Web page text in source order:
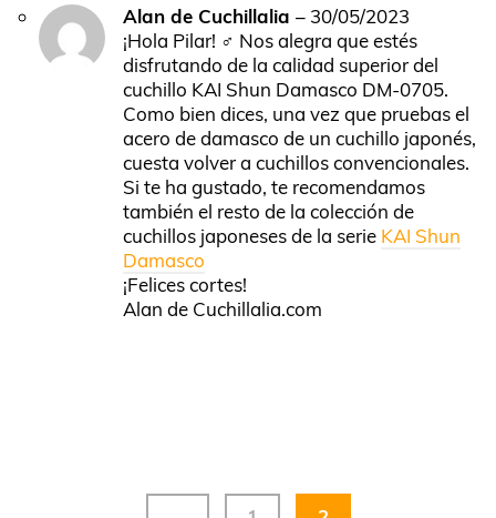
Alan de Cuchillalia – 30/05/2023
¡Hola Pilar! ‍♂️ Nos alegra que estés
disfrutando de la calidad superior del
cuchillo KAI Shun Damasco DM-0705.
Como bien dices, una vez que pruebas el
acero de damasco de un cuchillo japonés,
cuesta volver a cuchillos convencionales.
Si te ha gustado, te recomendamos
también el resto de la colección de
cuchillos japoneses de la serie KAI Shun
Damasco
¡Felices cortes!
Alan de Cuchillalia.com